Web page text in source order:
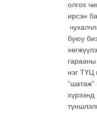
олгох
ирсэн
буюу
нэг ТҮЦ
хүрээнд